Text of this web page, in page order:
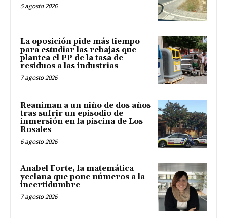
5 agosto 2026
La oposición pide más tiempo
para estudiar las rebajas que
plantea el PP de la tasa de
residuos a las industrias
7 agosto 2026
Reaniman a un niño de dos años
tras sufrir un episodio de
inmersión en la piscina de Los
Rosales
6 agosto 2026
Anabel Forte, la matemática
yeclana que pone números a la
incertidumbre
7 agosto 2026